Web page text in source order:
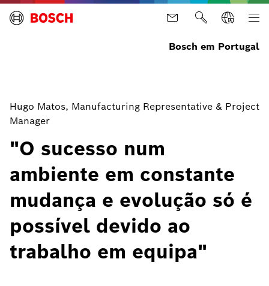
Bosch em Portugal
Hugo Matos, Manufacturing Representative & Project
Manager
"O sucesso num
ambiente em constante
mudança e evolução só é
possível devido ao
trabalho em equipa"